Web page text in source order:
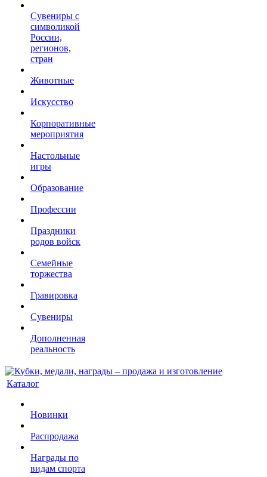
Сувениры с
символикой
России,
регионов,
стран
Животные
Искусство
Корпоративные
мероприятия
Настольные
игры
Образование
Профессии
Праздники
родов войск
Семейные
торжества
Гравировка
Сувениры
Дополненная
реальность
Каталог
Новинки
Распродажа
Награды по
видам спорта